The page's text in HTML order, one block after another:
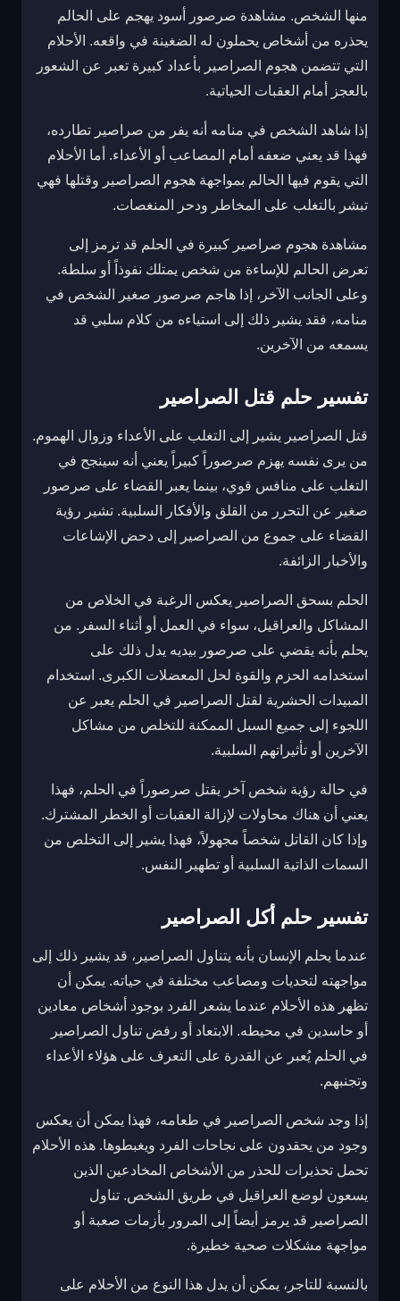
منها الشخص. مشاهدة صرصور أسود يهجم على الحالم
يحذره من أشخاص يحملون له الضغينة في واقعه. الأحلام
التي تتضمن هجوم الصراصير بأعداد كبيرة تعبر عن الشعور
بالعجز أمام العقبات الحياتية.
إذا شاهد الشخص في منامه أنه يفر من صراصير تطارده،
فهذا قد يعني ضعفه أمام المصاعب أو الأعداء. أما الأحلام
التي يقوم فيها الحالم بمواجهة هجوم الصراصير وقتلها فهي
تبشر بالتغلب على المخاطر ودحر المنغصات.
مشاهدة هجوم صراصير كبيرة في الحلم قد ترمز إلى
تعرض الحالم للإساءة من شخص يمتلك نفوذاً أو سلطة.
وعلى الجانب الآخر، إذا هاجم صرصور صغير الشخص في
منامه، فقد يشير ذلك إلى استياءه من كلام سلبي قد
يسمعه من الآخرين.
تفسير حلم قتل الصراصير
قتل الصراصير يشير إلى التغلب على الأعداء وزوال الهموم.
من يرى نفسه يهزم صرصوراً كبيراً يعني أنه سينجح في
التغلب على منافس قوي، بينما يعبر القضاء على صرصور
صغير عن التحرر من القلق والأفكار السلبية. تشير رؤية
القضاء على جموع من الصراصير إلى دحض الإشاعات
والأخبار الزائفة.
الحلم بسحق الصراصير يعكس الرغبة في الخلاص من
المشاكل والعراقيل، سواء في العمل أو أثناء السفر. من
يحلم بأنه يقضي على صرصور بيديه يدل ذلك على
استخدامه الحزم والقوة لحل المعضلات الكبرى. استخدام
المبيدات الحشرية لقتل الصراصير في الحلم يعبر عن
اللجوء إلى جميع السبل الممكنة للتخلص من مشاكل
الآخرين أو تأثيراتهم السلبية.
في حالة رؤية شخص آخر يقتل صرصوراً في الحلم، فهذا
يعني أن هناك محاولات لإزالة العقبات أو الخطر المشترك.
وإذا كان القاتل شخصاً مجهولاً، فهذا يشير إلى التخلص من
السمات الذاتية السلبية أو تطهير النفس.
تفسير حلم أكل الصراصير
عندما يحلم الإنسان بأنه يتناول الصراصير، قد يشير ذلك إلى
مواجهته لتحديات ومصاعب مختلفة في حياته. يمكن أن
تظهر هذه الأحلام عندما يشعر الفرد بوجود أشخاص معادين
أو حاسدين في محيطه. الابتعاد أو رفض تناول الصراصير
في الحلم يُعبر عن القدرة على التعرف على هؤلاء الأعداء
وتجنبهم.
إذا وجد شخص الصراصير في طعامه، فهذا يمكن أن يعكس
وجود من يحقدون على نجاحات الفرد ويغبطوها. هذه الأحلام
تحمل تحذيرات للحذر من الأشخاص المخادعين الذين
يسعون لوضع العراقيل في طريق الشخص. تناول
الصراصير قد يرمز أيضاً إلى المرور بأزمات صعبة أو
مواجهة مشكلات صحية خطيرة.
بالنسبة للتاجر، يمكن أن يدل هذا النوع من الأحلام على